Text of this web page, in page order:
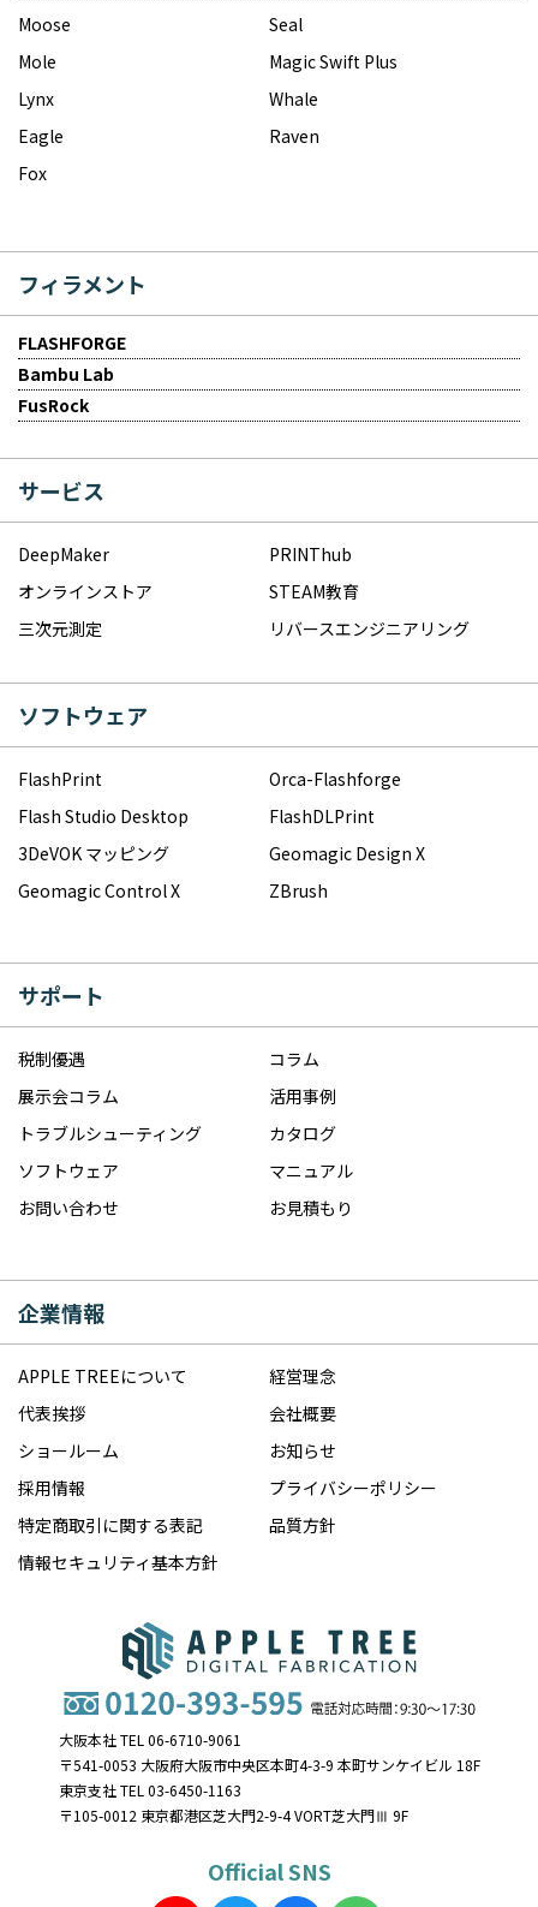
Moose
Seal
Mole
Magic Swift Plus
Lynx
Whale
Eagle
Raven
Fox
フィラメント
FLASHFORGE
Bambu Lab
FusRock
サービス
DeepMaker
PRINThub
オンラインストア
STEAM教育
三次元測定
リバースエンジニアリング
ソフトウェア
FlashPrint
Orca-Flashforge
Flash Studio Desktop
FlashDLPrint
3DeVOK マッピング
Geomagic Design X
Geomagic Control X
ZBrush
サポート
税制優遇
コラム
展示会コラム
活用事例
トラブルシューティング
カタログ
ソフトウェア
マニュアル
お問い合わせ
お見積もり
企業情報
APPLE TREEについて
経営理念
代表挨拶
会社概要
ショールーム
お知らせ
採用情報
プライバシーポリシー
特定商取引に関する表記
品質方針
情報セキュリティ基本方針
大阪本社 TEL 06-6710-9061
〒541-0053 大阪府大阪市中央区本町4-3-9 本町サンケイビル 18F
東京支社 TEL 03-6450-1163
〒105-0012 東京都港区芝大門2-9-4 VORT芝大門Ⅲ 9F
Official SNS